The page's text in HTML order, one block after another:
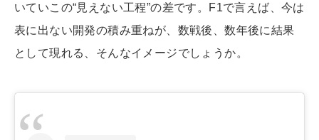
いていこの“見えない工程”の差です。F1で言えば、今は
表に出ない開発の積み重ねが、数戦後、数年後に結果
として現れる、そんなイメージでしょうか。